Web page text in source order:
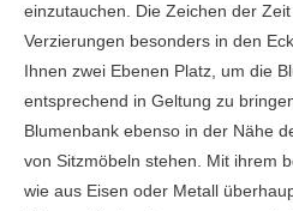
einzutauchen. Die Zeichen der
Verzierungen besonders in den
Ihnen zwei Ebenen Platz, um die
entsprechend in Geltung zu
Blumenbank ebenso in der Nähe
von Sitzmöbeln stehen. Mit ihrem
wie aus Eisen oder Metall